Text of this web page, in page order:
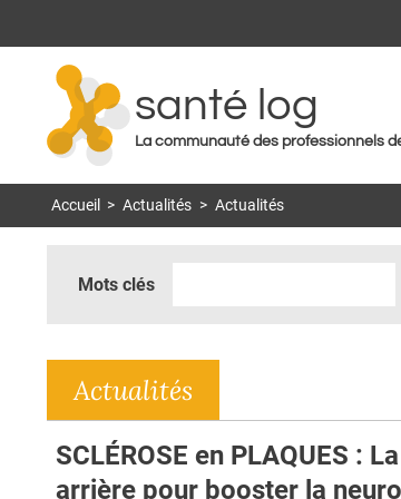
santé log
La communauté des professionnels
Accueil > Actualités > Actualités
Mots clés
Actualités
SCLÉROSE en PLAQUES :
arrière pour booster la